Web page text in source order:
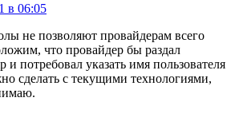
в 06:05
не позволяют провайдерам всего
что провайдер бы раздал
потребовал указать имя пользователя
сделать с текущими технологиями,